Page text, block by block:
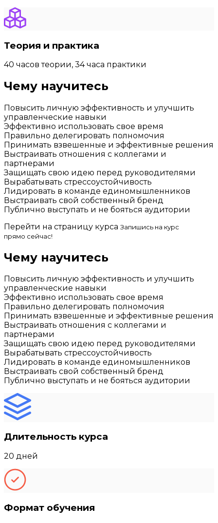
Теория и практика
40 часов теории, 34 часа практики
Чему научитесь
Повысить личную эффективность и улучшить
управленческие навыки
Эффективно использовать свое время
Правильно делегировать полномочия
Принимать взвешенные и эффективные решения
Выстраивать отношения с коллегами и
партнерами
Защищать свою идею перед руководителями
Вырабатывать стрессоустойчивость
Лидировать в команде единомышленников
Выстраивать свой собственный бренд
Публично выступать и не бояться аудитории
Перейти на страницу курса Запишись на курс
прямо сейчас!
Чему научитесь
Повысить личную эффективность и улучшить
управленческие навыки
Эффективно использовать свое время
Правильно делегировать полномочия
Принимать взвешенные и эффективные решения
Выстраивать отношения с коллегами и
партнерами
Защищать свою идею перед руководителями
Вырабатывать стрессоустойчивость
Лидировать в команде единомышленников
Выстраивать свой собственный бренд
Публично выступать и не бояться аудитории
Длительность курса
20 дней
Формат обучения